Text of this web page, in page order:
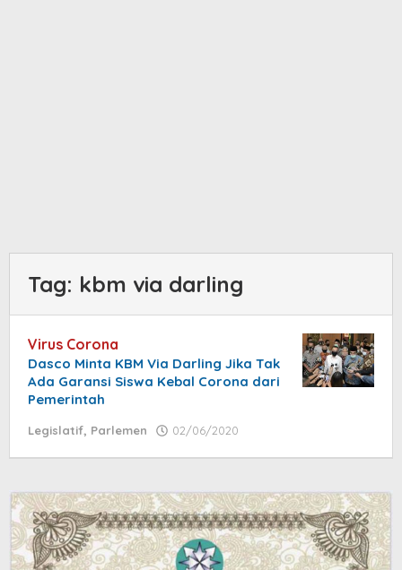
Tag: kbm via darling
Virus Corona
Dasco Minta KBM Via Darling Jika Tak
Ada Garansi Siswa Kebal Corona dari
Pemerintah
Legislatif, Parlemen 02/06/2020